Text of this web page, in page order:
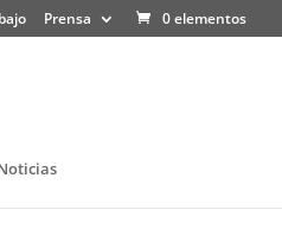
Prensa 0 elementos